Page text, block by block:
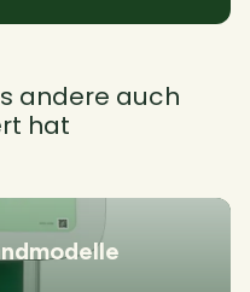
andere auch
hat